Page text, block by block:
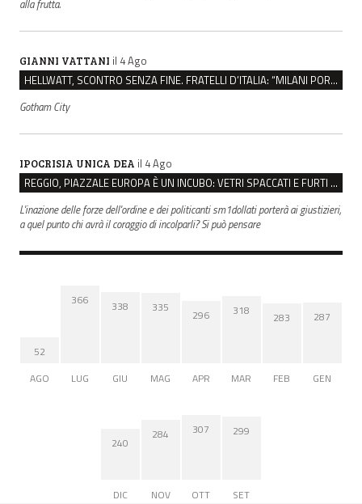
alla frutta.
GIANNI VATTANI il 4 Ago
HELLWATT, SCONTRO SENZA FINE. FRATELLI D’ITALIA: “MILANI PORTA DOCUMENTI, DE FRANCO INSULTI”
Gotham City
IPOCRISIA UNICA DEA il 4 Ago
REGGIO, PIAZZALE EUROPA È UN INCUBO: VETRI SPACCATI E FURTI SULLE AUTO IN SOSTA
L'inazione delle forze dell'ordine e dei politicanti sm1dollati porterà ai giustizieri,
a quel punto chi avrà il coraggio di incolparli? Si può pensare
52
AGO
366
LUG
338
GIU
335
MAG
296
APR
318
MAR
283
FEB
287
GEN
240
DIC
284
NOV
307
OTT
299
SET